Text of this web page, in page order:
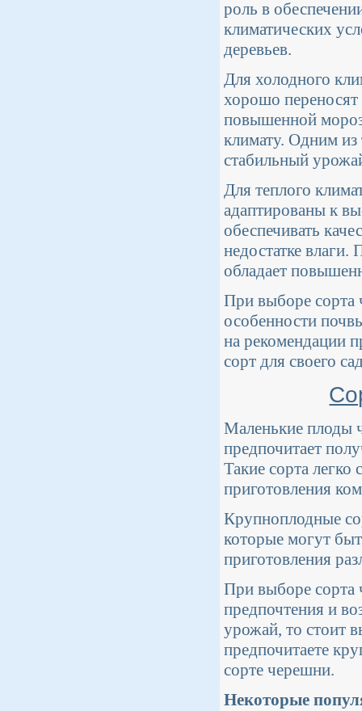
роль в
климатических
деревьев.
Для холодного
хорошо переносят
повышенной
климату. Одним из
стабильный
Для теплого
адаптированы к
обеспечивать
недостатке влаги.
обладает
При выборе сорта
особенности
на рекомендации
сорт для своего
Маленькие плоды
предпочитает
Такие сорта легко
приготовления
Крупноплодные
которые могут
приготовления
При выборе сорта
предпочтения и
урожай, то стоит
предпочитаете
сорте черешни.
Некоторые